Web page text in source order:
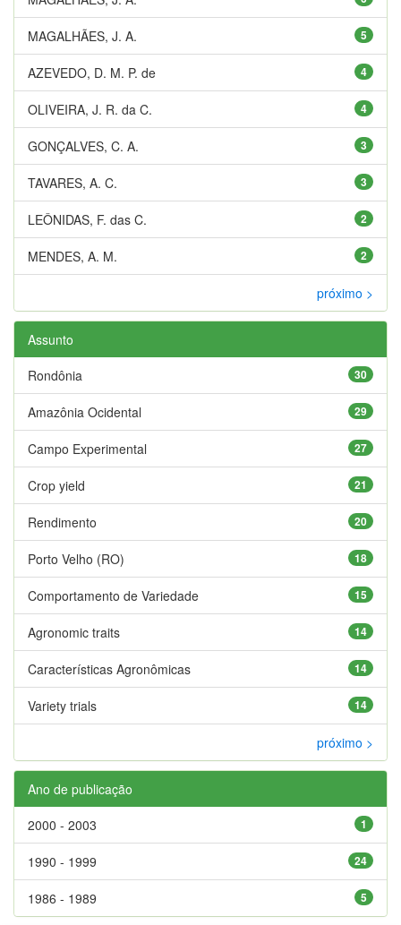
5
MAGALHÃES, J. A.
4
AZEVEDO, D. M. P. de
4
OLIVEIRA, J. R. da C.
3
GONÇALVES, C. A.
3
TAVARES, A. C.
2
LEÔNIDAS, F. das C.
2
MENDES, A. M.
próximo >
Assunto
30
Rondônia
29
Amazônia Ocidental
27
Campo Experimental
21
Crop yield
20
Rendimento
18
Porto Velho (RO)
15
Comportamento de Variedade
14
Agronomic traits
14
Características Agronômicas
14
Variety trials
próximo >
Ano de publicação
1
2000 - 2003
24
1990 - 1999
5
1986 - 1989